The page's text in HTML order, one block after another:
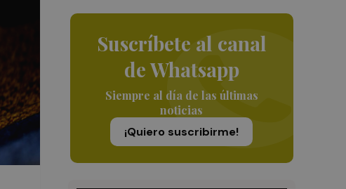
Suscríbete al canal
de Whatsapp
Siempre al día de las últimas
noticias
¡Quiero suscribirme!